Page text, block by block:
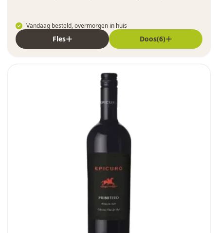
Vandaag besteld, overmorgen in huis
Fles Doos(6)